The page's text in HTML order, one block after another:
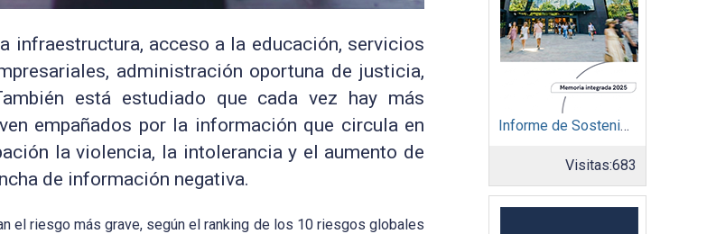
infraestructura, acceso a la educación, servicios
administración oportuna de justicia,
está estudiado que cada vez hay más
empañados por la información que circula en
la violencia, la intolerancia y el aumento de
de información negativa.
el riesgo más grave, según el ranking de los 10 riesgos globales
Informe de Sostenibilidad 2025: Parque Arauco
Visitas:683